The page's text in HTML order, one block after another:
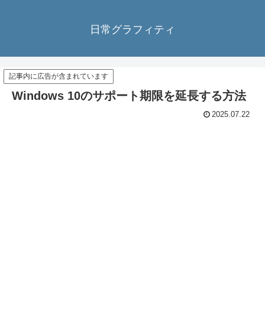
日常グラフィティ
記事内に広告が含まれています
Windows 10のサポート期限を延長する方法
2025.07.22